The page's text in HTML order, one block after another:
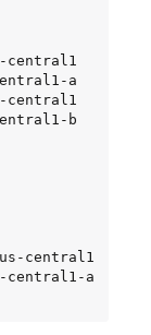
central1
central1